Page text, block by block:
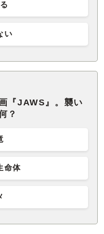
い
『JAWS』。襲い
？
命体